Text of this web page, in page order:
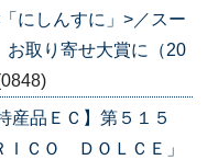
にしんすに」>／スー
お取り寄せ大賞に（20
産品ＥＣ】第５１５
ＣＯ ＤＯＬＣＥ」